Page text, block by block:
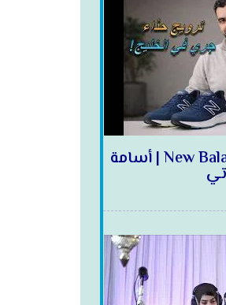
تسويق أحذية New Balance | أسامة